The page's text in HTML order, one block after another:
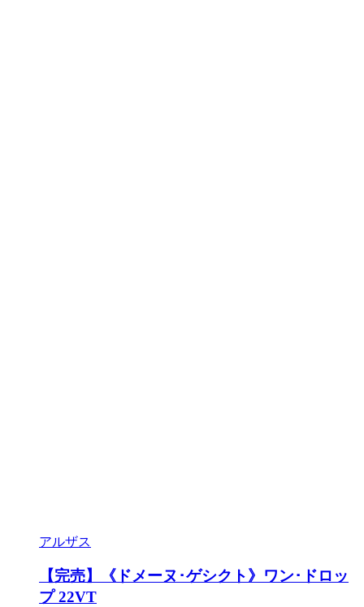
アルザス
【完売】《ドメーヌ･ゲシクト》ワン･ドロッ
プ 22VT